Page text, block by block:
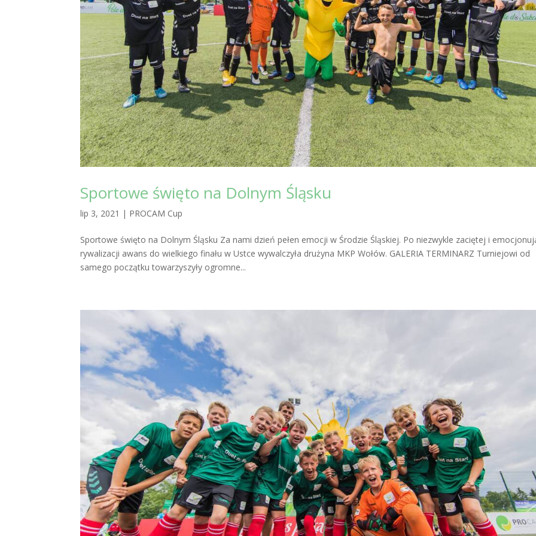
Sportowe święto na Dolnym Śląsku
lip 3, 2021 | PROCAM Cup
Sportowe święto na Dolnym Śląsku Za nami dzień pełen emocji w Środzie Śląskiej. Po niezwykle zaciętej i
rywalizacji awans do wielkiego finału w Ustce wywalczyła drużyna MKP Wołów. GALERIA TERMINARZ Turniejowi od
samego początku towarzyszyły ogromne...